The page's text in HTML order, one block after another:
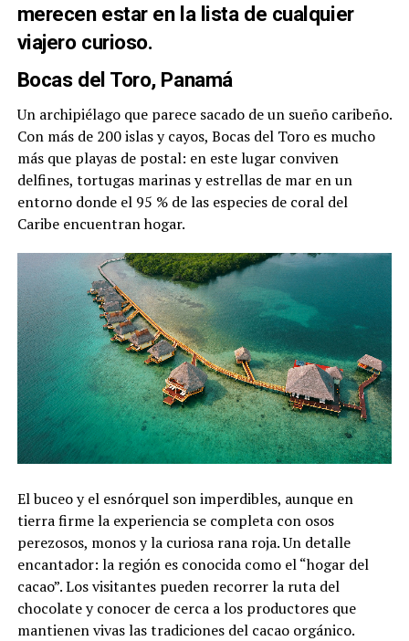
merecen estar en la lista de cualquier
viajero curioso.
Bocas del Toro, Panamá
Un archipiélago que parece sacado de un sueño caribeño.
Con más de 200 islas y cayos, Bocas del Toro es mucho
más que playas de postal: en este lugar conviven
delfines, tortugas marinas y estrellas de mar en un
entorno donde el 95 % de las especies de coral del
Caribe encuentran hogar.
El buceo y el esnórquel son imperdibles, aunque en
tierra firme la experiencia se completa con osos
perezosos, monos y la curiosa rana roja. Un detalle
encantador: la región es conocida como el “hogar del
cacao”. Los visitantes pueden recorrer la ruta del
chocolate y conocer de cerca a los productores que
mantienen vivas las tradiciones del cacao orgánico.